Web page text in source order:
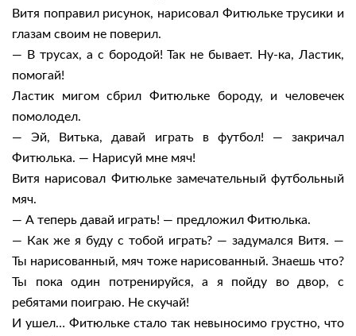
Витя поправил рисунок, нарисовал Фитюльке трусики и
глазам своим не поверил.
— В трусах, а с бородой! Так не бывает. Ну-ка, Ластик,
помогай!
Ластик мигом сбрил Фитюльке бороду, и человечек
помолодел.
— Эй, Витька, давай играть в футбол! — закричал
Фитюлька. — Нарисуй мне мяч!
Витя нарисовал Фитюльке замечательный футбольный
мяч.
— А теперь давай играть! — предложил Фитюлька.
— Как же я буду с тобой играть? — задумался Витя. —
Ты нарисованный, мяч тоже нарисованный. Знаешь что?
Ты пока один потренируйся, а я пойду во двор, с
ребятами поиграю. Не скучай!
И ушел… Фитюльке стало так невыносимо грустно, что